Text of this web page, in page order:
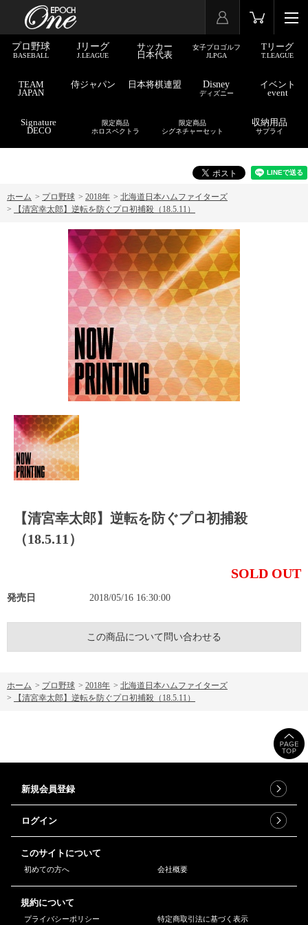
プロ野球
BASEBALL
Jリーグ
J.LEAGUE
サッカー
日本代表
女子プロゴルフ
JLPGA
Tリーグ
T.LEAGUE
TEAM
JAPAN
侍ジャパン 日本将棋連盟 Disney
ディズニー
イベント
event
Signature
DECO
限定商品
ホロスペクトラ
限定商品
シグネチャーセット
収納用品
サプライ
ホーム > プロ野球 > 2018年 > 北海道日本ハムファイターズ
>
【清宮幸太郎】逆転を防ぐプロ初捕殺（18.5.11）
【清宮幸太郎】逆転を防ぐプロ初捕殺
（18.5.11）
SOLD OUT
発売日 2018/05/16 16:30:00
この商品について問い合わせる
ホーム > プロ野球 > 2018年 > 北海道日本ハムファイターズ
>
【清宮幸太郎】逆転を防ぐプロ初捕殺（18.5.11）
新規会員登録
ログイン
このサイトについて
初めての方へ 会社概要
規約について
プライバシーポリシー 特定商取引法に基づく表示